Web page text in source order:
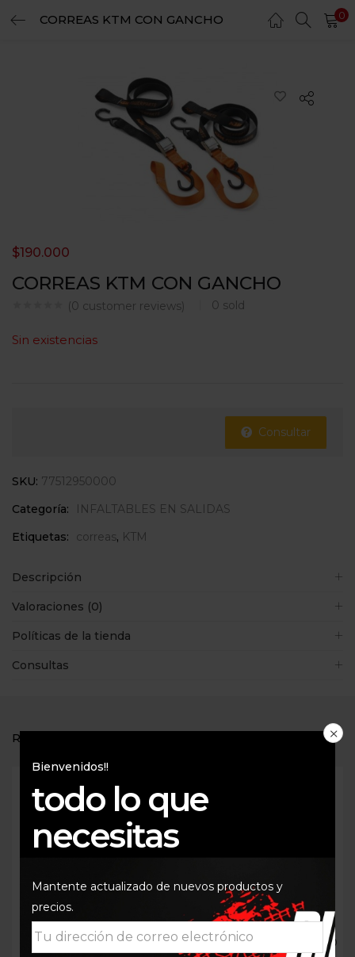
CORREAS KTM CON GANCHO 0
CORREAS KTM CON GANCHO
(0 customer reviews) 0 sold
$190.000
Sin existencias
Consultar
SKU: 77512950000
Categoría:
INFALTABLES EN SALIDAS
Etiquetas:
correas, KTM
Descripción
Valoraciones (0)
Políticas de la tienda
Consultas
RELATED PRODUCTS
CORREA DE SUJECIÓN
RETEN Y GUARDAPOLVO
Bienvenidos!!
todo lo que
necesitas
Mantente actualizado de nuevos productos y
precios.
LOGIN REGISTER
Enter your username and password to login.
Login